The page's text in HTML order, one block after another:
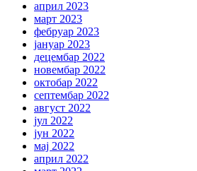
април 2023
март 2023
фебруар 2023
јануар 2023
децембар 2022
новембар 2022
октобар 2022
септембар 2022
август 2022
јул 2022
јун 2022
мај 2022
април 2022